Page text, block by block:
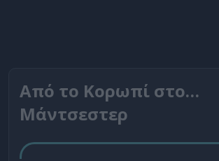
Από το Κορωπί στο…
Μάντσεστερ